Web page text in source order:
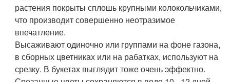
растения покрыты сплошь крупными колокольчиками,
что производит совершенно неотразимое
впечатление.
Высаживают одиночно или группами на фоне газона,
в сборных цветниках или на рабатках, используют на
срезку. В букетах выглядит тоже очень эффектно.